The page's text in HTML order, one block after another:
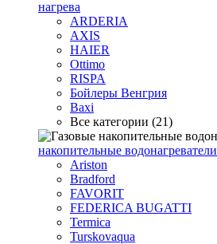
нагрева
ARDERIA
AXIS
HAIER
Ottimo
RISPA
Бойлеры Венгрия
Baxi
Все категории (21)
накопительные водонагреватели
Ariston
Bradford
FAVORIT
FEDERICA BUGATTI
Termica
Turskovaqua